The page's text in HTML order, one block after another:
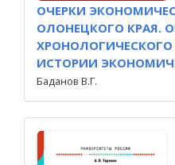
ОЧЕРКИ
ОЛОНЕЦКОГО КРАЯ.
ИСТОРИИ
Баданов В.Г.